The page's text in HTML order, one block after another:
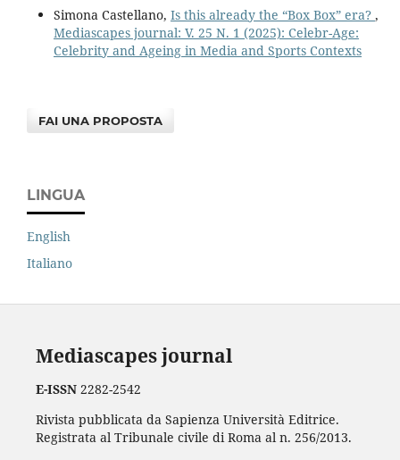
Simona Castellano, Is this already the “Box Box” era? ,
Mediascapes journal: V. 25 N. 1 (2025): Celebr-Age:
Celebrity and Ageing in Media and Sports Contexts
FAI UNA PROPOSTA
LINGUA
English
Italiano
Mediascapes journal
E-ISSN2282-2542
Rivista pubblicata da Sapienza Università Editrice.
Registrata al Tribunale civile di Roma al n. 256/2013.